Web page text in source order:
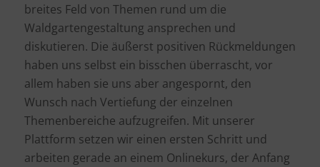
breites Feld von Themen rund um die
Waldgartengestaltung ansprechen und
diskutieren. Die äußerst positiven Rückmeldungen
haben uns selbst ein bisschen überrascht, vor
allem haben sie uns aber angespornt, den
Wunsch nach Vertiefung der einzelnen
Themenbereiche aufzugreifen. Mit unserer
Plattform setzen wir einen ersten Schritt und
arbeiten gerade an einem Onlinekurs, der Anfang